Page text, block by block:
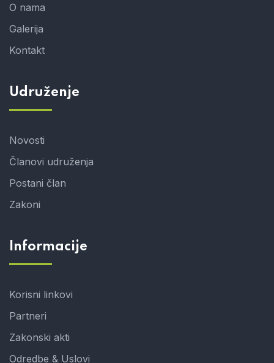
O nama
Galerija
Kontakt
Udruženje
Novosti
Članovi udruženja
Postani član
Zakoni
Informacije
Korisni linkovi
Partneri
Zakonski akti
Odredbe & Uslovi